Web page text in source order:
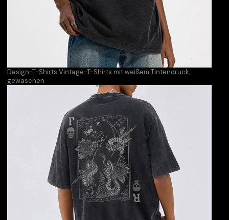
Design-T-Shirts Vintage-T-Shirts mit weißem Tintendruck,
gewaschen